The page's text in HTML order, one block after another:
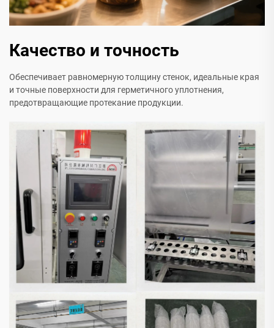
Качество и точность
Обеспечивает равномерную толщину стенок, идеальные края
и точные поверхности для герметичного уплотнения,
предотвращающие протекание продукции.